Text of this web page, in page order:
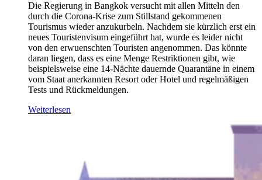
Die Regierung in Bangkok versucht mit allen Mitteln den
durch die Corona-Krise zum Stillstand gekommenen
Tourismus wieder anzukurbeln. Nachdem sie kürzlich erst ein
neues Touristenvisum eingeführt hat, wurde es leider nicht
von den erwuenschten Touristen angenommen. Das könnte
daran liegen, dass es eine Menge Restriktionen gibt, wie
beispielsweise eine 14-Nächte dauernde Quarantäne in einem
vom Staat anerkannten Resort oder Hotel und regelmäßigen
Tests und Rückmeldungen.
Weiterlesen